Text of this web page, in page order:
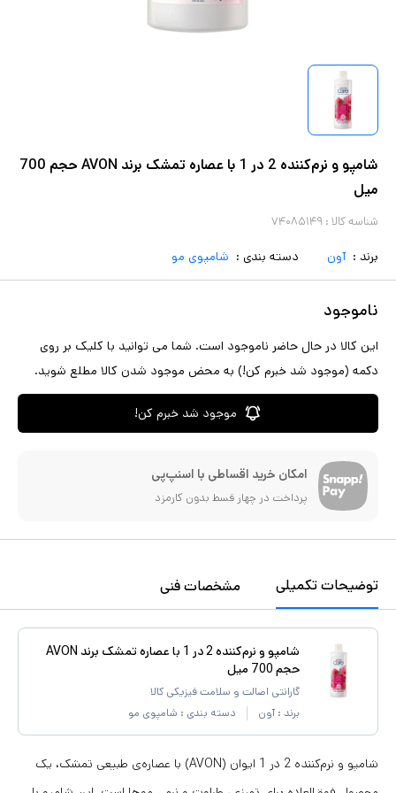
شامپو و نرم‌کننده 2 در 1 با عصاره تمشک برند AVON حجم 700
میل
شناسه کالا : ۷۴۰۸۵۱۴۹
برند : آون دسته بندی : شامپوی مو
ناموجود
این کالا در حال حاضر ناموجود است. شما می توانید با کلیک بر روی
دکمه (موجود شد خبرم کن!) به محض موجود شدن کالا مطلع شوید.
موجود شد خبرم کن!
امکان خرید اقساطی با اسنپ‌پی
پرداخت در چهار قسط بدون کارمزد
توضیحات تکمیلی مشخصات فنی
شامپو و نرم‌کننده 2 در 1 با عصاره تمشک برند AVON
حجم 700 میل
گارانتی اصالت و سلامت فیزیکی کالا
برند : آون دسته بندی : شامپوی مو
شامپو و نرم‌کننده 2 در 1 ایوان (AVON) با عصاره‌ی طبیعی تمشک، یک